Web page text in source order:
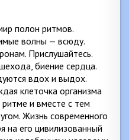
полон ритмов.
волны — всюду.
Прислушайтесь.
биение сердца.
вдох и выдох.
клеточка организма
и вместе с тем
Жизнь современного
на его цивилизованный